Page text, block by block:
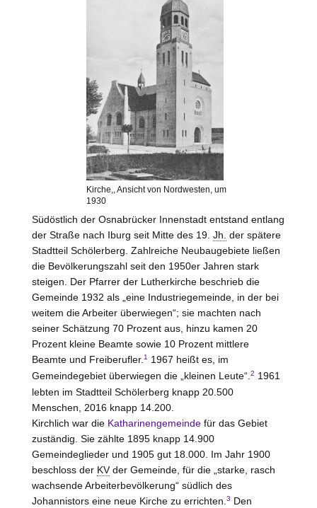
Kirche,, Ansicht von Nordwesten, um
1930
Südöstlich der Osnabrücker Innenstadt entstand entlang
der Straße nach Iburg seit Mitte des 19. Jh. der spätere
Stadtteil Schölerberg. Zahlreiche Neubaugebiete ließen
die Bevölkerungszahl seit den 1950er Jahren stark
steigen. Der Pfarrer der Lutherkirche beschrieb die
Gemeinde 1932 als „eine Industriegemeinde, in der bei
weitem die Arbeiter überwiegen“; sie machten nach
seiner Schätzung 70 Prozent aus, hinzu kamen 20
Prozent kleine Beamte sowie 10 Prozent mittlere
Beamte und Freiberufler.1
1967 heißt es, im
Gemeindegebiet überwiegen die „kleinen Leute“.2 1961
lebten im Stadtteil Schölerberg knapp 20.500
Menschen, 2016 knapp 14.200.
Kirchlich war die Katharinengemeindefür das Gebiet
zuständig. Sie zählte 1895 knapp 14.900
Gemeindeglieder und 1905 gut 18.000. Im Jahr 1900
beschloss der KVder Gemeinde, für die „starke, rasch
wachsende Arbeiterbevölkerung“ südlich des
Johannistors eine neue Kirche zu errichten.3 Den